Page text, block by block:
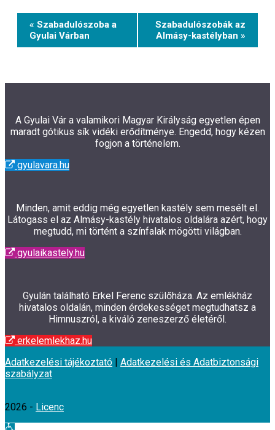
Event
Navigation
« Szabadulószoba a
Gyulai Várban
Szabadulószobák az
Almásy-kastélyban »
A Gyulai Vár a valamikori Magyar Királyság egyetlen épen
maradt gótikus sík vidéki erődítménye. Engedd, hogy kézen
fogjon a történelem.
gyulavara.hu
Minden, amit eddig még egyetlen kastély sem mesélt el.
Látogass el az Almásy-kastély hivatalos oldalára azért, hogy
megtudd, mi történt a színfalak mögötti világban.
gyulaikastely.hu
Gyulán található Erkel Ferenc szülőháza. Az emlékház
hivatalos oldalán, minden érdekességet megtudhatsz a
Himnuszról, a kiváló zeneszerző életéről.
erkelemlekhaz.hu
Adatkezelési tájékoztató | Adatkezelési és Adatbiztonsági
szabályzat
2026 - Licenc
Eszköztár